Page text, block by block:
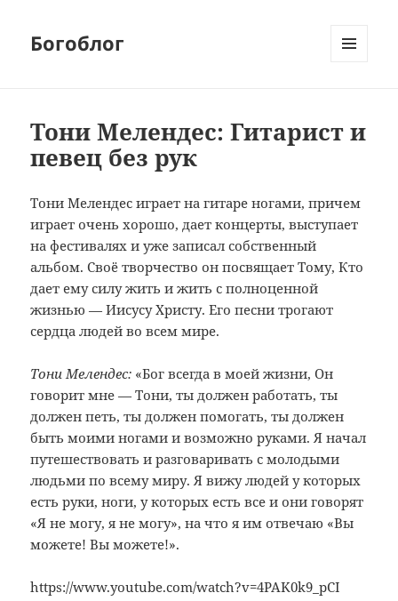
Богоблог
Тони Мелендес: Гитарист и
певец без рук
Тони Мелендес играет на гитаре ногами, причем
играет очень хорошо, дает концерты, выступает
на фестивалях и уже записал собственный
альбом. Своё творчество он посвящает Тому, Кто
дает ему силу жить и жить с полноценной
жизнью — Иисусу Христу. Его песни трогают
сердца людей во всем мире.
Тони Мелендес: «Бог всегда в моей жизни, Он
говорит мне — Тони, ты должен работать, ты
должен петь, ты должен помогать, ты должен
быть моими ногами и возможно руками. Я начал
путешествовать и разговаривать с молодыми
людьми по всему миру. Я вижу людей у которых
есть руки, ноги, у которых есть все и они говорят
«Я не могу, я не могу», на что я им отвечаю «Вы
можете! Вы можете!».
https://www.youtube.com/watch?v=4PAK0k9_pCI